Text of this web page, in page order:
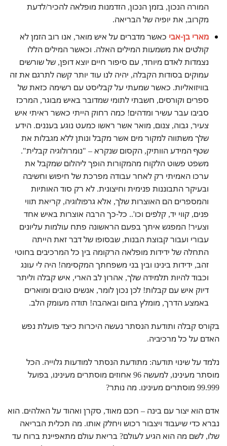
המורה הנכון, בזמן הנכון, הזדמנות מופלאה להכיר/לדעת
מקרוב, את יופיה של הבריאה.
מארי בן-אבי כאשר מדברים על איש מואר, אנו רוב הזמן לא
קולטים את משמעות המילים האלה. וכאשר המילים הללו
נצמדות לאדם מיוחד, עם סיפור חיים יוצא דופן, של שורשים
עמוקים בסודות הקבלה, יהיה לנו עוד יותר קשה לתרגם את זה
בוויזואליות. כאשר שמעתי על קבליסט עם רשימה כזאת של
ספרים וקורסים, חשבתי לתומי שמדובר באיש מבוגר, המרכז
סביבו עבר עשיר ומדהים! כמה רחוק הייתי כאשר ראיתי איש
צעיר, גבוה, צנום, מואר אשר ראשו כמעט נוגע בעננים. הידע
שלך משתווה למקור מים אשר מקבל ונותן ללא מגבלות את
שטף המידע הוותיק, הקסום שנקרא – "נומרולוגיה קבלית".
משפט פשוט הלקוח מהמקורות הופך ליהלום שמקבל את
ערכו האמיתי רק לאחר עבודה מפרכת של חיפוש וחשיבה
ובעיקר התבוננות פנימית וחיצונית. לא רק סוד האותיות
והמספרים הם האוצרות שלך, אלא גרפולוגיה, קריאת תווי
פנים, קווי יד, קלפים וכו'.. כל-כך הרבה אוצרות באיש אחד
וצעיר! המפגש איתך בפעם הראשונה פתח עולמות עליונים
עבורי ועבור קבוצת הבנות, שבסופו של דבר זאת הייתה
התחלה של ידידות מופלאה הרקומה בין כל המרכיבים בחוטי
זהב, ידידות בינינו ובין בני משפחתך המקסימה! היה לי עונג
וכבוד להיות תלמידה שלך, אהרון לב הארי, איש קבלה וליתר
דיוק איש עם קבלות! לכן נכון לומר, אנשים טובים ומוארים
באמצע הדרך, מומלץ בחום ובאהבה! תודה מעומק הלב.
בקורס קבלה ותודעת הנסתר נעשה היכרות כיצד פועלת נפש
האדם על כל מרכיביה.
נלמד על שינוי תודעה: מתודעת הנסתר למודעות גלוייה. הכל
מוסתר מעינינו, למעשה 96 אחוזים מוסתרים מעינינו, בפועל
99.999 מוסתרים מעינינו. מה נותר?
אדם הוא יצור עם בינה – חכם מאוד, סקרן ואהוד על האלהים. הוא
נברא כדי שיעבוד ויצבור רכוש ויחלק אותו. מה תכלית הבריאה
שלו, לשם מה הוא הגיע לעולם?בריאת עולם מתאפיינת ברוח עד